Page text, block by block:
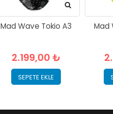
Mad Wave Tokio A3
2.199,00 ₺
SEPETE EKLE
Mad